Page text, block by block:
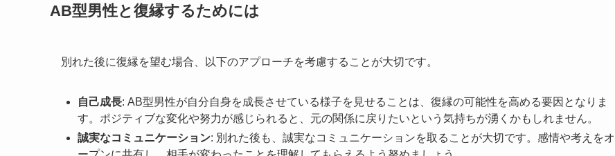
AB型男性と復縁するためには
別れた後に復縁を望む場合、以下のアプローチを考慮することが大切です。
自己成長: AB型男性が自分自身を成長させている様子を見せることは、復縁の可能性を高める要因となりま
す。ポジティブな変化や努力が感じられると、元の関係に戻りたいという気持ちが湧くかもしれません。
誠実なコミュニケーション: 別れた後も、誠実なコミュニケーションを取ることが大切です。感情や考えをオ